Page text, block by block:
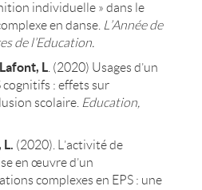
individuelle » dans le
en danse. L’Année de
de l’Education.
Lafont, L. (2020) Usages d’un
cognitifs : effets sur
scolaire. Education,
L. (2020). L’activité de
en œuvre d’un
complexes en EPS : une